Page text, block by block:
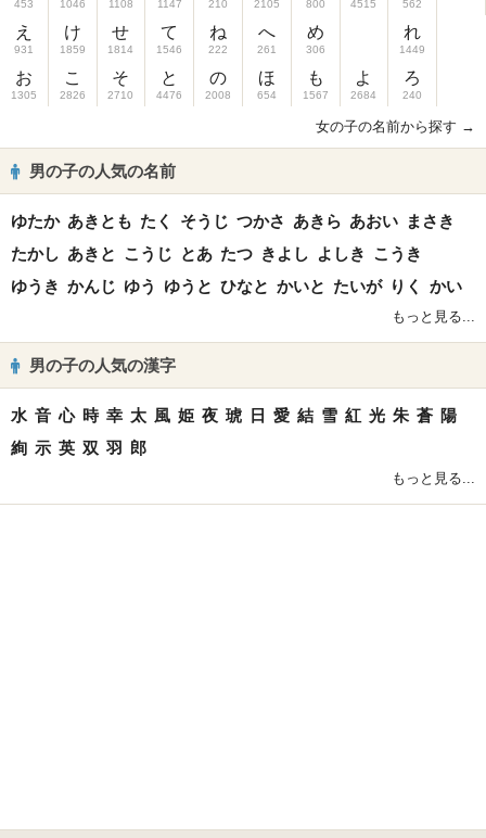
453
え
931
お
1305
1046
け
1859
こ
2826
1108
せ
1814
そ
2710
1147
て
1546
と
4476
210
ね
222
の
2008
2105
へ
261
ほ
654
800
め
306
も
1567
4515
よ
2684
562
れ
1449
ろ
240
女の子の名前から探す →
男の子の人気の名前
ゆたか あきとも たく そうじ つかさ あきら あおい まさき
たかし あきと こうじ とあ たつ きよし よしき こうき
ゆうき かんじ ゆう ゆうと ひなと かいと たいが りく かい
もっと見る...
男の子の人気の漢字
水 音 心 時 幸 太 風 姫 夜 琥 日 愛 結 雪 紅 光 朱 蒼 陽
絢 示 英 双 羽 郎
もっと見る...